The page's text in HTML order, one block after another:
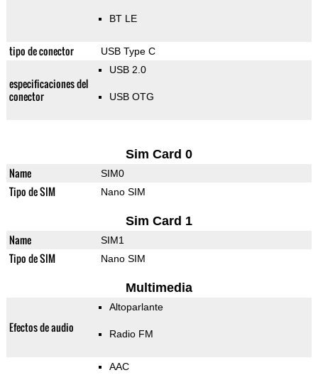
BT LE
tipo de conector USB Type C
especificaciones del
conector
USB 2.0
USB OTG
Sim Card 0
Name SIM0
Tipo de SIM Nano SIM
Sim Card 1
Name SIM1
Tipo de SIM Nano SIM
Multimedia
Efectos de audio
Altoparlante
Radio FM
AAC